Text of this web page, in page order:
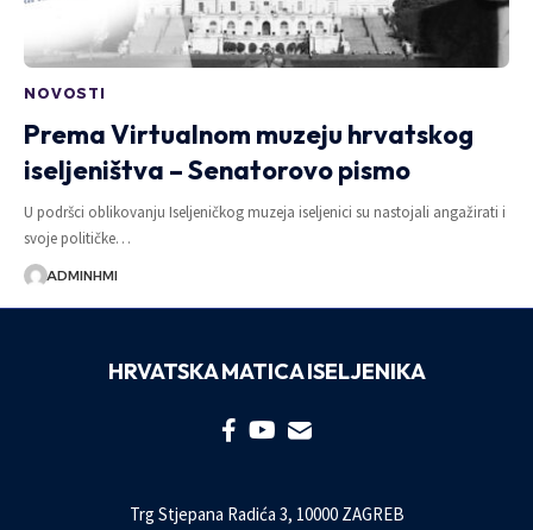
NOVOSTI
Prema Virtualnom muzeju hrvatskog
iseljeništva – Senatorovo pismo
U podršci oblikovanju Iseljeničkog muzeja iseljenici su nastojali angažirati i
svoje političke…
ADMINHMI
HRVATSKA MATICA ISELJENIKA
Trg Stjepana Radića 3, 10000 ZAGREB